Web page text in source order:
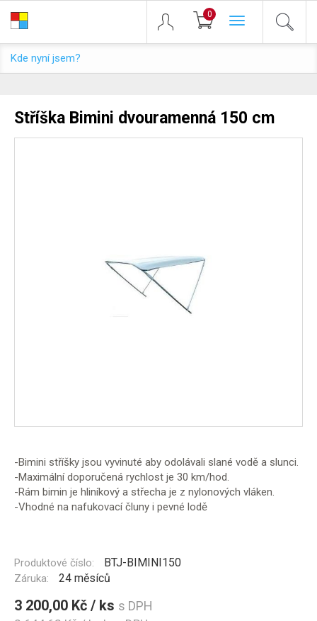
0
Toggle
Kde nyní jsem?
Stříška Bimini dvouramenná 150 cm
-Bimini stříšky jsou vyvinuté aby odolávali slané vodě a slunci.
-Maximální doporučená rychlost je 30 km/hod.
-Rám bimin je hliníkový a střecha je z nylonových vláken.
-Vhodné na nafukovací čluny i pevné lodě
Produktové číslo: BTJ-BIMINI150
Záruka: 24 měsíců
3 200,00 Kč / ks s DPH